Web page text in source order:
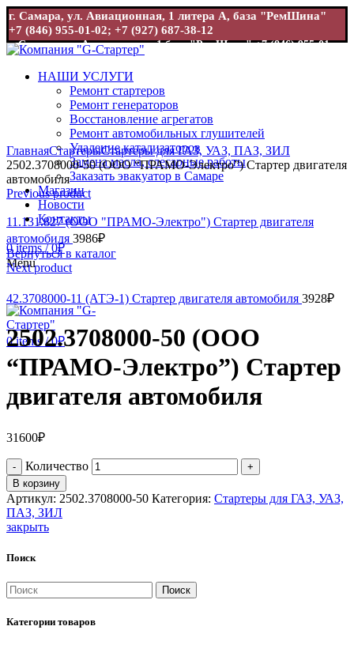
г. Самара, ул. Авиационная, 1 литера А, база "РемШина"
+7 (846) 955-01-02; +7 (927) 687-38-12
г. Самара, ул. Авиационная, 1 база "РемШина" +7 (846) 955-01-
02; +7 (927) 687-38-12
НАШИ УСЛУГИ
Ремонт стартеров
Ремонт генераторов
Восстановление агрегатов
Ремонт автомобильных глушителей
Удаление катализаторов
Замена масла, слесарные работы
Заказать эвакуатор в Самаре
Магазин
Новости
Контакты
0items / 0₽
Menu
0items / 0₽
Увеличить
ГлавнаяСтартерыСтартеры для ГАЗ, УАЗ, ПАЗ, ЗИЛ
2502.3708000-50 (ООО “ПРАМО-Электро”) Стартер двигателя
автомобиля
Previous product
11.131.827 (ООО "ПРАМО-Электро") Стартер двигателя
автомобиля 3986₽
Вернуться в каталог
Next product
42.3708000-11 (АТЭ-1) Стартер двигателя автомобиля 3928₽
2502.3708000-50 (ООО
“ПРАМО-Электро”) Стартер
двигателя автомобиля
31600₽
Количество
В корзину
Артикул: 2502.3708000-50 Категория: Стартеры для ГАЗ, УАЗ,
ПАЗ, ЗИЛ
закрыть
Поиск
Поиск
Категории товаров